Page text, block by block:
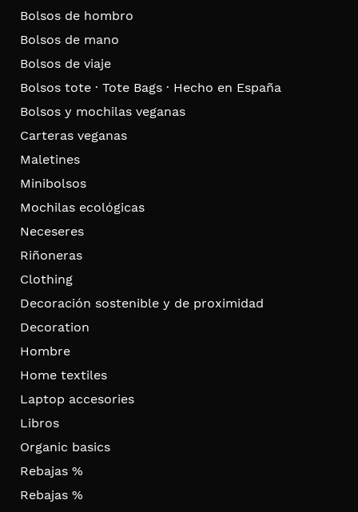
Bolsos de hombro
Bolsos de mano
Bolsos de viaje
Bolsos tote · Tote Bags · Hecho en España
Bolsos y mochilas veganas
Carteras veganas
Maletines
Minibolsos
Mochilas ecológicas
Neceseres
Riñoneras
Clothing
Decoración sostenible y de proximidad
Decoration
Hombre
Home textiles
Laptop accesories
Libros
Organic basics
Rebajas %
Rebajas %